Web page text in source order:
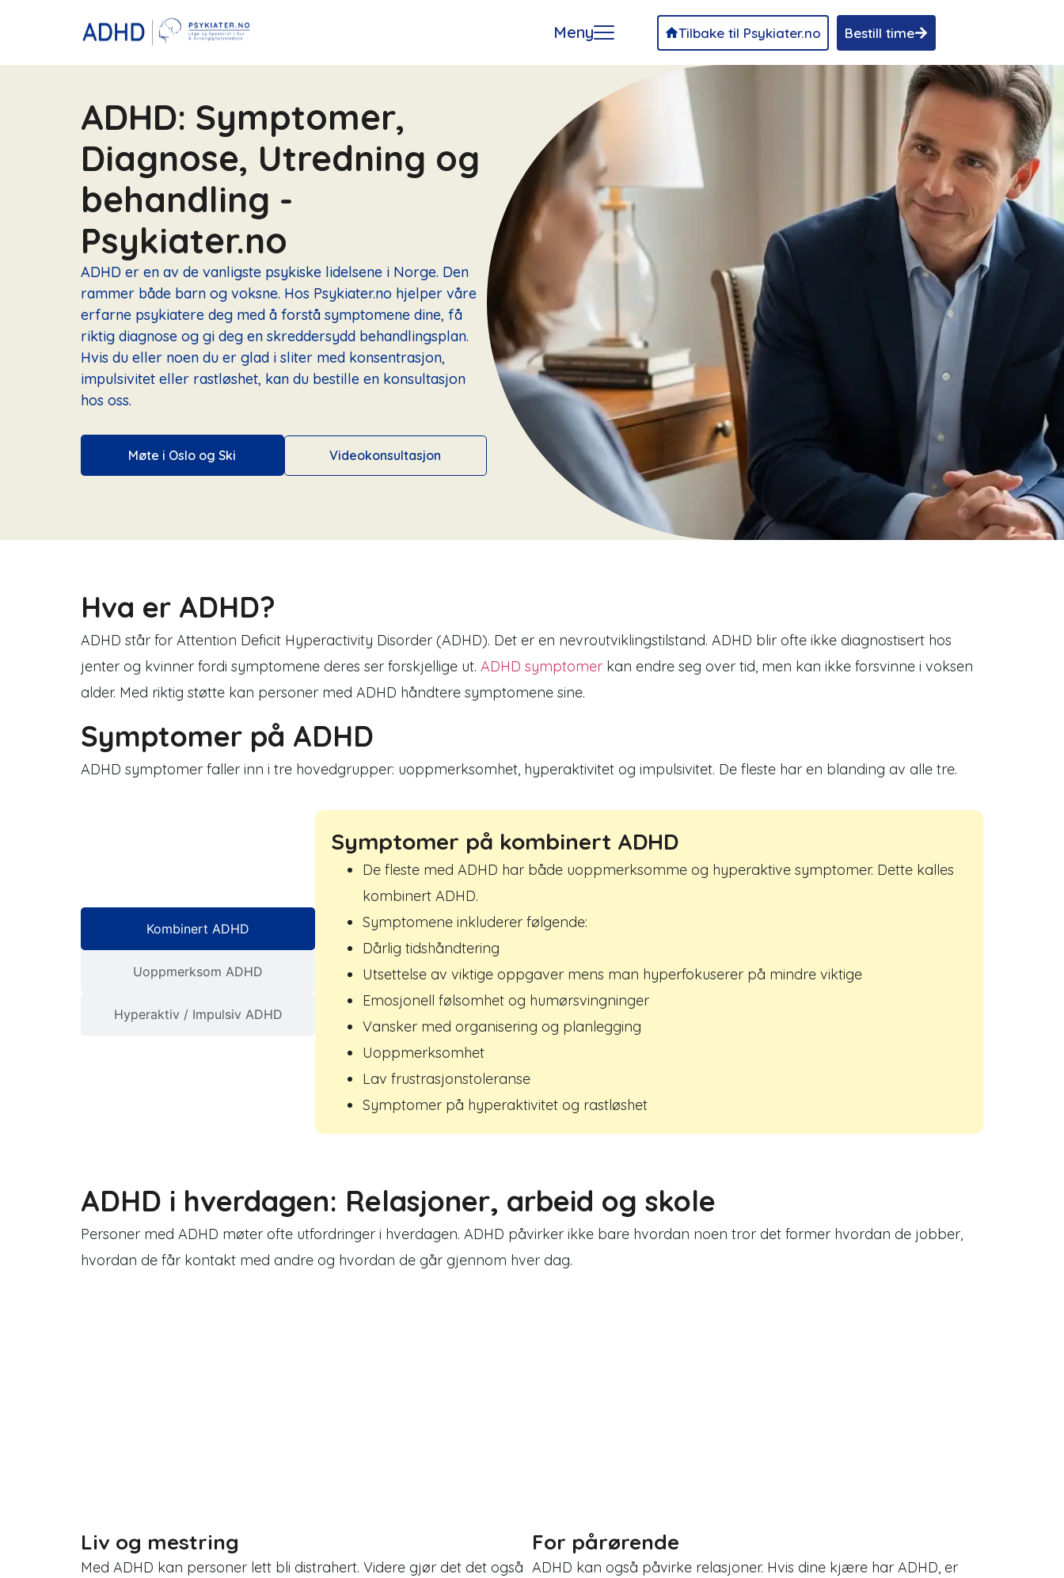
Meny Tilbake til Psykiater.no Bestill time
ADHD: Symptomer,
Diagnose, Utredning og
behandling -
Psykiater.no
ADHD er en av de vanligste psykiske lidelsene i Norge. Den
rammer både barn og voksne. Hos Psykiater.no hjelper våre
erfarne psykiatere deg med å forstå symptomene dine, få
riktig diagnose og gi deg en skreddersydd behandlingsplan.
Hvis du eller noen du er glad i sliter med konsentrasjon,
impulsivitet eller rastløshet, kan du bestille en konsultasjon
hos oss.
Møte i Oslo og Ski Videokonsultasjon
Hva er ADHD?
ADHD står for Attention Deficit Hyperactivity Disorder (ADHD). Det er en nevroutviklingstilstand. ADHD blir ofte ikke diagnostisert hos
jenter og kvinner fordi symptomene deres ser forskjellige ut. ADHD symptomer kan endre seg over tid, men kan ikke forsvinne i voksen
alder. Med riktig støtte kan personer med ADHD håndtere symptomene sine.
Symptomer på ADHD
ADHD symptomer faller inn i tre hovedgrupper: uoppmerksomhet, hyperaktivitet og impulsivitet. De fleste har en blanding av alle tre.
Kombinert ADHD
Uoppmerksom ADHD
Hyperaktiv / Impulsiv ADHD
Symptomer på kombinert ADHD
De fleste med ADHD har både uoppmerksomme og hyperaktive symptomer. Dette kalles
kombinert ADHD.
Symptomene inkluderer følgende:
Dårlig tidshåndtering
Utsettelse av viktige oppgaver mens man hyperfokuserer på mindre viktige
Emosjonell følsomhet og humørsvingninger
Vansker med organisering og planlegging
Uoppmerksomhet
Lav frustrasjonstoleranse
Symptomer på hyperaktivitet og rastløshet
ADHD i hverdagen: Relasjoner, arbeid og skole
Personer med ADHD møter ofte utfordringer i hverdagen. ADHD påvirker ikke bare hvordan noen tror det former hvordan de jobber,
hvordan de får kontakt med andre og hvordan de går gjennom hver dag.
Liv og mestring
Med ADHD kan personer lett bli distrahert. Videre gjør det det også
For pårørende
ADHD kan også påvirke relasjoner. Hvis dine kjære har ADHD, er